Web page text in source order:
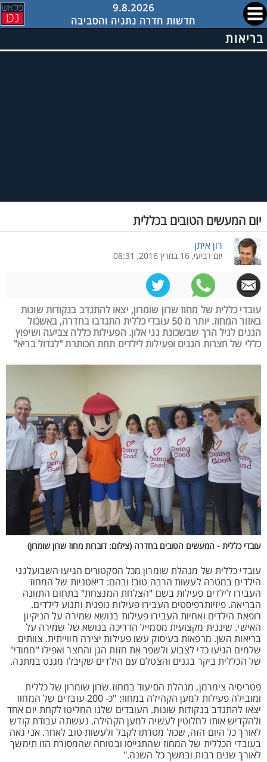
9.8.2026
חדשות חדרה נתניה והסביבה
בריאות
יום המעשים הטובים בכללית
רון איתן
יום רביעי, 16 במרץ 2016, 08:31
עובדי כללית של מחוז שרון שומרון, יצאו להתנדב בנקודות שונות
באזור המחוז. יותר מ 50 עובדי כללית התנדבו בחדרה, באשכול
הגנים לגיל הרך שבשכונת גני אלון. הפעילות כללה צביעה ושיפוץ
כללי של חצרות הגנים ופעילות לילדים תחת הכותרת "לגדול בריא"
עובדי כללית - המעשים הטובים בחדרה (צילום: דוברות מחוז שרון שומרון)
עובדי כללית של מנהלת שומרון מכל הסקטורים הגיעו השבועלגני
הילדים במטרה לעשות הרבה טוב! ובהם: דיאטניות של המחוז
העבירו לילדים פעילות בשם "הצלחת המנצחת" בתחום התזונה
הבריאה. פיזיותרפיסטים העבירו פעילות גופנית ותנוע לילדים.
רופאת הילדים ואחיות העבירו פעילות בנושא שמירה על הניקיון
האישי. שיננית מקצועית מסמייל הדריכה בנושא של שמירה על
בריאות השן. מרפאות בעיסוק עשו פעילות יצירה חווייתית. צוותים
שלמים הגיעו כדי לצבוע ולשפר את חזות הגן והחצר ואפילו "חמודי"
של הכללית ביקר בגנים והצטלם עם הילדים שקיבלו מגנט במתנה.
פטריסיה צימרמן, מנהלת הסיעוד במחוז שרון שומרון של כללית
ומובילה פעילות למען הקהילה במחוז: "כ- 200 עובדים של המחוז
יצאו להתנדב בנקודות שונות. העובדים שלנו החליטו לקחת יום אחד
ולהקדיש אותו לחלוטין לעשיה למען הקהילה. נעשתה עבודת קודש
לאורך כל היום הזה, שכול מטרתו לקבל ולעשות טוב לאחר. אני גאה
בעובדי הכללית של המחוז שהתגייסו ובטוחה שהמסורת הזו תימשך
לאורך שנים רבות ובמשך כל השנה."